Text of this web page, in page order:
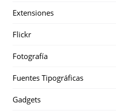
Extensiones
Flickr
Fotografía
Fuentes Tipográficas
Gadgets